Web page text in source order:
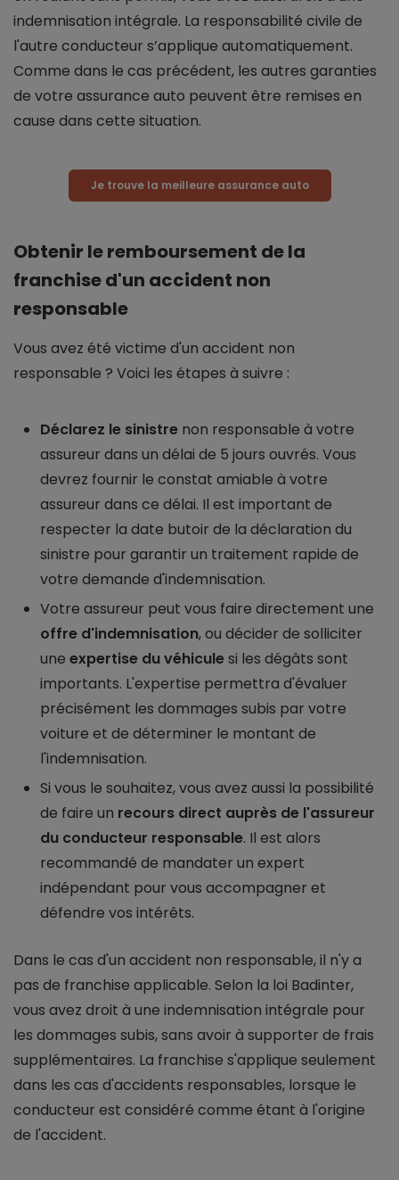
indemnisation intégrale. La responsabilité civile de
l'autre conducteur s’applique automatiquement.
Comme dans le cas précédent, les autres garanties
de votre assurance auto peuvent être remises en
cause dans cette situation.
Je trouve la meilleure assurance auto
Obtenir le remboursement de la
franchise d'un accident non
responsable
Vous avez été victime d'un accident non
responsable ? Voici les étapes à suivre :
Déclarez le sinistre non responsable à votre
assureur dans un délai de 5 jours ouvrés. Vous
devrez fournir le constat amiable à votre
assureur dans ce délai. Il est important de
respecter la date butoir de la déclaration du
sinistre pour garantir un traitement rapide de
votre demande d'indemnisation.
Votre assureur peut vous faire directement une
offre d'indemnisation, ou décider de solliciter
une expertise du véhiculesi les dégâts sont
importants. L'expertise permettra d'évaluer
précisément les dommages subis par votre
voiture et de déterminer le montant de
l'indemnisation.
Si vous le souhaitez, vous avez aussi la possibilité
de faire un recours direct auprès de l'assureur
du conducteur responsable. Il est alors
recommandé de mandater un expert
indépendant pour vous accompagner et
défendre vos intérêts.
Dans le cas d'un accident non responsable, il n'y a
pas de franchise applicable. Selon la loi Badinter,
vous avez droit à une indemnisation intégrale pour
les dommages subis, sans avoir à supporter de frais
supplémentaires. La franchise s'applique seulement
dans les cas d'accidents responsables, lorsque le
conducteur est considéré comme étant à l'origine
de l'accident.